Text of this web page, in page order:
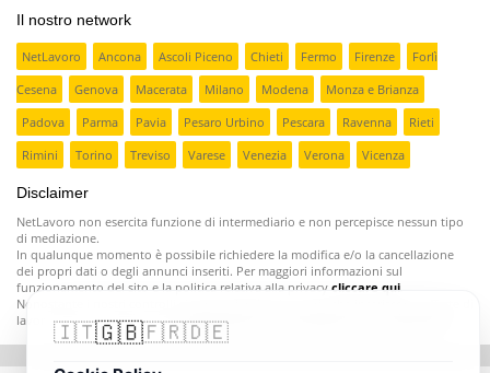
Il nostro network
NetLavoro Ancona Ascoli Piceno Chieti Fermo Firenze
Forlì
Cesena
Genova Macerata Milano Modena
Monza e Brianza
Padova
Parma Pavia Pesaro Urbino Pescara Ravenna
Rieti
Rimini
Torino Treviso Varese Venezia Verona Vicenza
Disclaimer
NetLavoro non esercita funzione di intermediario e non percepisce nessun tipo
di mediazione.
In qualunque momento è possibile richiedere la modifica e/o la cancellazione
dei propri dati o degli annunci inseriti. Per maggiori informazioni sul
funzionamento del sito e la politica relativa alla privacy cliccare qui
Nonostante i nostri controlli ci sono aziende poco serie che inseriscono offerte di
lavoro fasulle o ingannevoli;segnalatecele e provvederemo a rimuoverle
🇮🇹🇬🇧🇫🇷🇩🇪